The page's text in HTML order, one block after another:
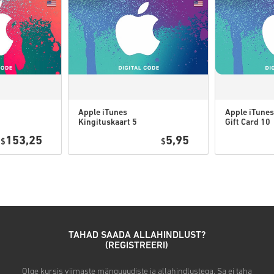
Vaata kiiret juhendit ülal või
•Need allalaaditavad
originaalsed.
•Nendel koodidel ei ole
•Allalaaditav sisu või DLC-
mäng.
•
Mõne toote puhul võite
$ 153,25
Apple iTunes
Kingituskaart 5
$5,95
Apple iTunes
Gift Card 10
TAHAD SAADA ALLAHINDLUST?
(REGISTREERI)
Olge kursis viimaste mänguuudiste ja allahindlustega. Sa ei taha